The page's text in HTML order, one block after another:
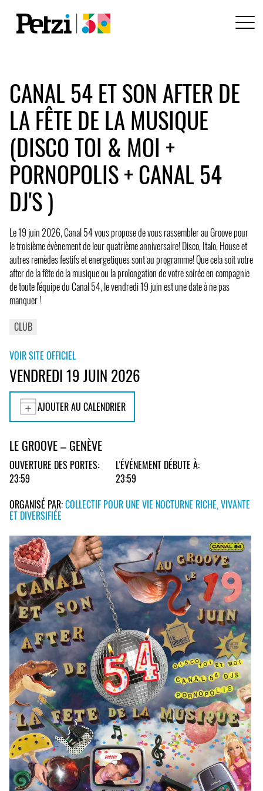
CANAL 54 ET SON AFTER DE
LA FÊTE DE LA MUSIQUE
(DISCO TOI & MOI +
PORNOPOLIS + CANAL 54
DJ'S )
Le 19 juin 2026, Canal 54 vous propose de vous rassembler au Groove pour
le troisième évènement de leur quatrième anniversaire! Disco, Italo, House et
autres remèdes festifs et energetiques sont au programme! Que cela soit votre
after de la fête de la musique ou la prolongation de votre soirée en compagnie
de toute l'équipe du Canal 54, le vendredi 19 juin est une date à ne pas
manquer !
CLUB
VOIR SITE OFFICIEL
VENDREDI 19 JUIN 2026
AJOUTER AU CALENDRIER
LE GROOVE – GENÈVE
OUVERTURE DES PORTES:
23:59
L'ÉVÉNEMENT DÉBUTE À:
23:59
ORGANISÉ PAR:COLLECTIF POUR UNE VIE NOCTURNE RICHE, VIVANTE
ET DIVERSIFIÉE